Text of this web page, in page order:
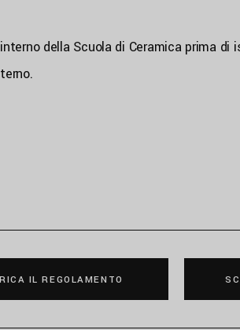
della Scuola di Ceramica prima
IL REGOLAMENTO